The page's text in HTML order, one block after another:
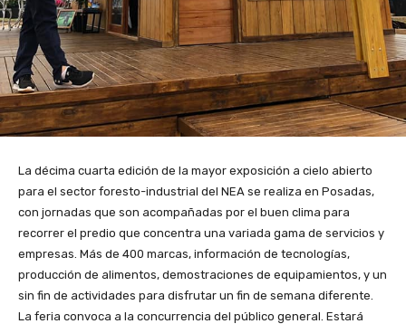
La décima cuarta edición de la mayor exposición a cielo abierto
para el sector foresto-industrial del NEA se realiza en Posadas,
con jornadas que son acompañadas por el buen clima para
recorrer el predio que concentra una variada gama de servicios y
empresas. Más de 400 marcas, información de tecnologías,
producción de alimentos, demostraciones de equipamientos, y un
sin fin de actividades para disfrutar un fin de semana diferente.
La feria convoca a la concurrencia del público general. Estará